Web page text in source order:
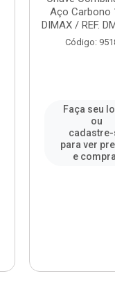
Aço Carbono
DIMAX / REF.
Código:
Faça seu
ou
para ver
e